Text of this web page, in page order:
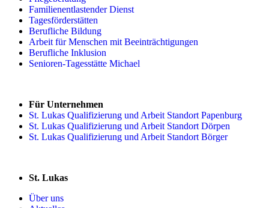
Familienentlastender Dienst
Tagesförderstätten
Berufliche Bildung
Arbeit für Menschen mit Beeinträchtigungen
Berufliche Inklusion
Senioren-Tagesstätte Michael
Für Unternehmen
St. Lukas Qualifizierung und Arbeit Standort Papenburg
St. Lukas Qualifizierung und Arbeit Standort Dörpen
St. Lukas Qualifizierung und Arbeit Standort Börger
St. Lukas
Über uns